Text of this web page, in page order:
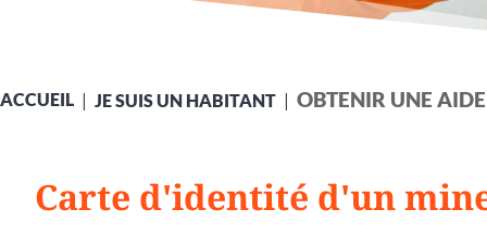
ACCUEIL JE SUIS UN HABITANT OBTENIR UNE
Carte d'identité d'un